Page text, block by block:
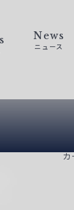
News
ニュース
カ